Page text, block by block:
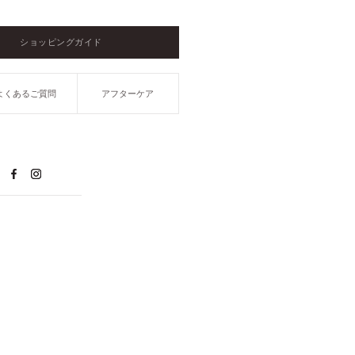
ショッピングガイド
くあるご質問 アフターケア